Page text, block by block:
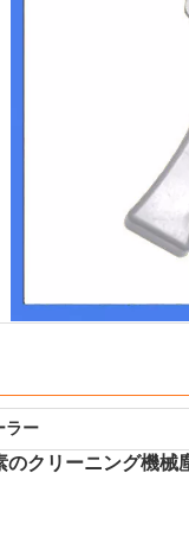
ラー
のクリーニング機